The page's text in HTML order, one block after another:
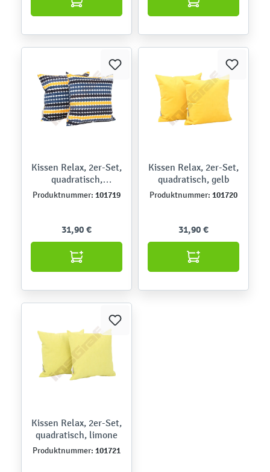
Kissen Relax, 2er-Set,
quadratisch,
Pünktchen
Produktnummer: 101719
31,90 €
Kissen Relax, 2er-Set,
quadratisch, gelb
Produktnummer: 101720
31,90 €
Kissen Relax, 2er-Set,
quadratisch, limone
Produktnummer: 101721